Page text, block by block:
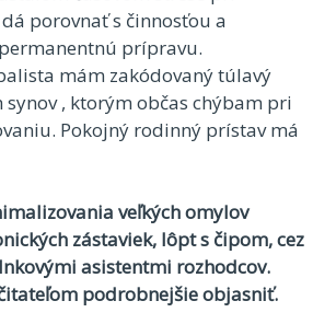
porovnať s činnosťou a
prípravu.
mám zakódovaný túlavý
, ktorým občas chýbam pri
Pokojný rodinný prístav má
veľkých omylov
zástaviek, lôpt s čipom, cez
asistentmi rozhodcov.
podrobnejšie objasniť.